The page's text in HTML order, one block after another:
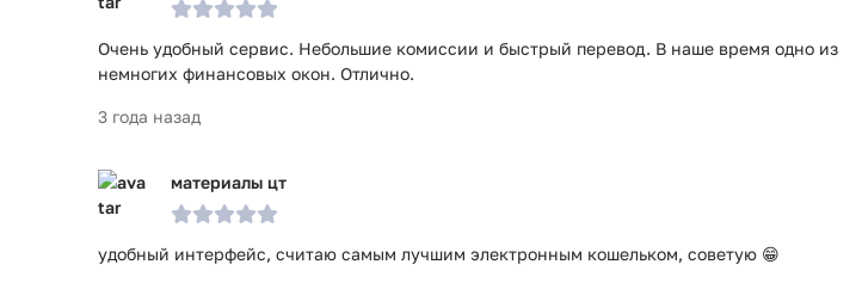
Очень удобный сервис. Небольшие комиссии и быстрый перевод. В наше время одно из
немногих финансовых окон. Отлично.
3 года назад
материалы цт
удобный интерфейс, считаю самым лучшим электронным кошельком, советую 😁